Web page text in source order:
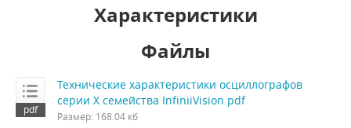
Характеристики
Файлы
Технические характеристики осциллографов
серии X семейства InfiniiVision.pdf
Размер: 168.04 кб